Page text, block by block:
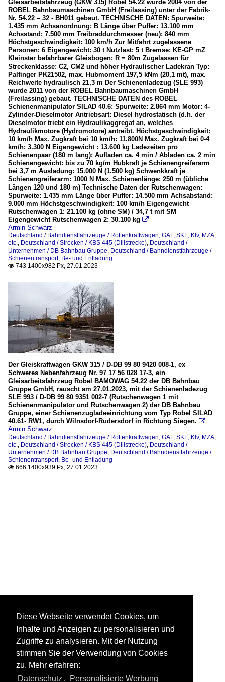
Gleisarbeitsfahrzeug (GKW 315) Robel 54.22 wurde 2004 von der
ROBEL Bahnbaumaschinen GmbH (Freilassing) unter der Fabrik-
Nr. 54.22 – 32 - BH011 gebaut. TECHNISCHE DATEN: Spurweite:
1.435 mm Achsanordnung: B Länge über Puffer: 13.100 mm
Achsstand: 7.500 mm Treibraddurchmesser (neu): 840 mm
Höchstgeschwindigkeit: 100 km/h Zur Mitfahrt zugelassene
Personen: 6 Eigengewicht: 30 t Nutzlast: 5 t Bremse: KE-GP mZ
Kleinster befahrbarer Gleisbogen: R = 80m Zugelassen für
Streckenklasse: C2, CM2 und höher Hydraulischer Ladekran Typ:
Palfinger PK21502, max. Hubmoment 197,5 kNm (20,1 mt), max.
Reichweite hydraulisch 21,3 m Der Schienenladezug (SLE 993)
wurde 2011 von der ROBEL Bahnbaumaschinen GmbH
(Freilassing) gebaut. TECHNISCHE DATEN des ROBEL
Schienenmanipulator SILAD 40.6: Spurweite: 2.864 mm Motor: 4-
Zylinder-Dieselmotor Antriebsart: Diesel hydrostatisch (d.h. der
Dieselmotor triebt ein Hydraulikaggregat an, welches
Hydraulikmotore (Hydromotore) antreibt. Höchstgeschwindigkeit:
10 km/h Max. Zugkraft bei 10 km/h: 11.800N Max. Zugkraft bei 0-4
km/h: 3.300 N Eigengewicht : 13.600 kg Ladezeiten pro
Schienenpaar (180 m lang): Aufladen ca. 4 min / Abladen ca. 2 min
Schienengewicht: bis zu 70 kg/m Hubkraft je Schienengreiferarm
bei 3,7 m Ausladung: 15.000 N (1.500 kg) Schwenkkraft je
Schienengreiferarm: 1000 N Max. Schienenlänge: 250 m (übliche
Längen 120 und 180 m) Technische Daten der Rutschenwagen:
Spurweite: 1.435 mm Länge über Puffer: 14.500 mm Achsabstand:
9.000 mm Höchstgeschwindigkeit: 100 km/h Eigengewicht
Rutschenwagen 1: 21.100 kg (ohne SM) / 34,7 t mit SM
Eigengewicht Rutschenwagen 2: 30.100 kg 
Armin Schwarz
Deutschland / Bahndienstfahrzeuge / Rottenkraftwagen, GAF, SKL, Klv, MZA,
etc., Deutschland / Strecken / KBS 445 (Dillstrecke), Deutschland /
Unternehmen / DB Bahnbau Gruppe, Deutschland / Bahndienstfahrzeuge /
Schienentransport, Be- und Entladung
 743 1400x982 Px, 27.01.2023
Der Gleiskraftwagen GKW 315 / D-DB 99 80 9420 008-1, ex
Schweres Nebenfahrzeug Nr. 97 17 56 028 17-3, ein
Gleisarbeitsfahrzeug Robel BAMOWAG 54.22 der DB Bahnbau
Gruppe GmbH, rauscht am 27.01.2023, mit der Schienenladezug
SLE 993 / D-DB 99 80 9351 002-7 (Rutschenwagen 1 mit
Schienenmanipulator und Rutschenwagen 2) der DB Bahnbau
Gruppe, einer Schienenzugladeeinrichtung vom Typ Robel SILAD
40.61- RW1, durch Wilnsdorf-Rudersdorf in Richtung Siegen. 
Armin Schwarz
Deutschland / Bahndienstfahrzeuge / Rottenkraftwagen, GAF, SKL, Klv, MZA,
etc., Deutschland / Strecken / KBS 445 (Dillstrecke), Deutschland /
Unternehmen / DB Bahnbau Gruppe, Deutschland / Bahndienstfahrzeuge /
Schienentransport, Be- und Entladung
 666 1400x939 Px, 27.01.2023
Diese Webseite verwendet Cookies, um
Inhalte und Anzeigen zu personalisieren und
Zugriffe zu analysieren. Mit der Nutzung
stimmen Sie der Verwendung von Cookies
zu. Mehr erfahren:
Datenschutz , Personalisierte Werbung